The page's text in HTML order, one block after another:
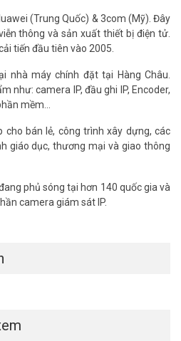
(Trung Quốc) & 3com (Mỹ). Đây
thông và sản xuất thiết bị điện tử.
tiến đầu tiên vào 2005.
nhà máy chính đặt tại Hàng Châu.
như: camera IP, đầu ghi IP, Encoder,
mềm...
cho bán lẻ, công trình xây dựng, các
giáo dục, thương mại và giao thông
phủ sóng tại hơn 140 quốc gia và
camera giám sát IP.